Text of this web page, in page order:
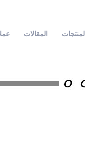
المنتجات المقالات